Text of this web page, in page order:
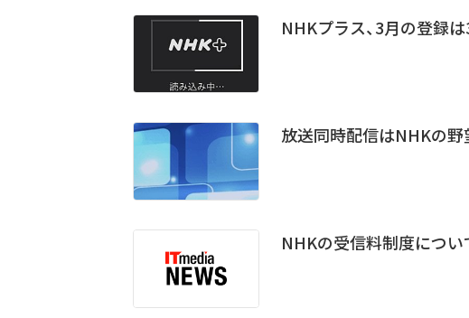
NHKプラス、3月の登録
放送同時配信はNHKの野
NHKの受信料制度につ